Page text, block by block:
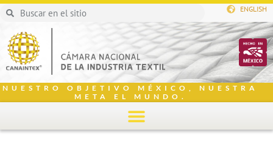
ENGLISH
NUESTRO OBJETIVO MÉXICO, NUESTRA
META EL MUNDO.